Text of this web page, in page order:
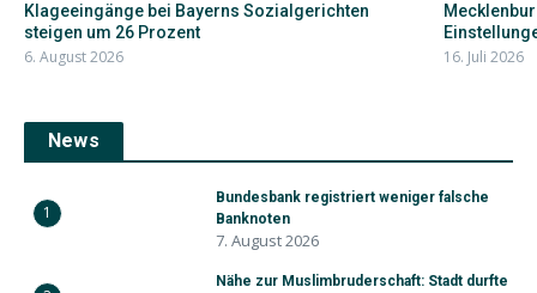
Klageeingänge bei Bayerns Sozialgerichten
steigen um 26 Prozent
6. August 2026 16. Juli 2026
News
1
Bundesbank registriert weniger falsche
Banknoten
7. August 2026
Nähe zur Muslimbruderschaft: Stadt durfte